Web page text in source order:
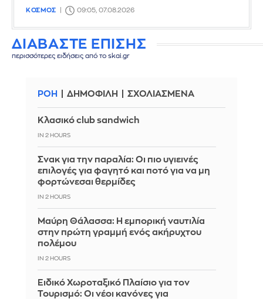
ΚΟΣΜΟΣ 09:05, 07.08.2026
ΔΙΑΒΑΣΤΕ ΕΠΙΣΗΣ
περισσότερες ειδήσεις από το skai.gr
ΡΟΗ ΔΗΜΟΦΙΛΗ ΣΧΟΛΙΑΣΜΕΝΑ
Κλασικό club sandwich
IN 2 HOURS
Σνακ για την παραλία: Οι πιο υγιεινές
επιλογές για φαγητό και ποτό για να μη
φορτώνεσαι θερμίδες
IN 2 HOURS
Μαύρη Θάλασσα: Η εμπορική ναυτιλία
στην πρώτη γραμμή ενός ακήρυχτου
πολέμου
IN 2 HOURS
Ειδικό Χωροταξικό Πλαίσιο για τον
Τουρισμό: Οι νέοι κανόνες για